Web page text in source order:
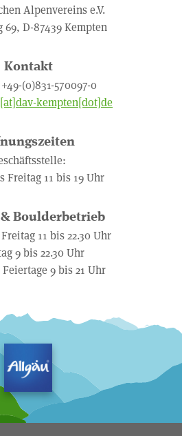
Alpenvereins e.V.
69, D-87439 Kempten
Kontakt
(0)831-570097-0
kempten[dot]de
Freitag 11 bis 19 Uhr
Boulderbetrieb
11 bis 22.30 Uhr
9 bis 22.30 Uhr
9 bis 21 Uhr